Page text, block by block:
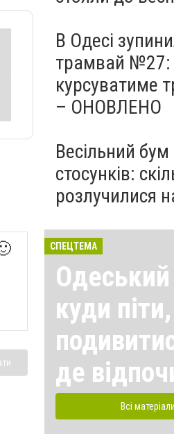
В Одесі
трамвай №27:
курсуватиме
– ОНОВЛЕНО
Весільний
стосунків:
розлучилися
СПЕЦТЕМА
Одеський
куди
де
Всі